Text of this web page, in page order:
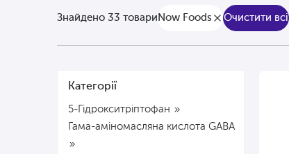
Знайдено 33 товари Now Foods Очистити всі
Категорії
5-Гідрокситріптофан
Гама-аміномасляна кислота GABA